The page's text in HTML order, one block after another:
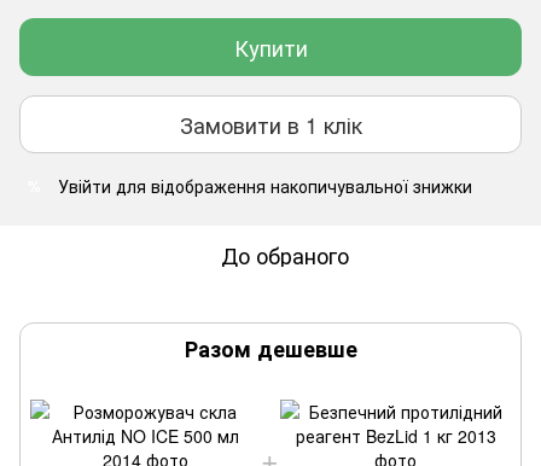
Купити
Замовити в 1 клік
Увійти для відображення накопичувальної знижки
До обраного
Разом дешевше